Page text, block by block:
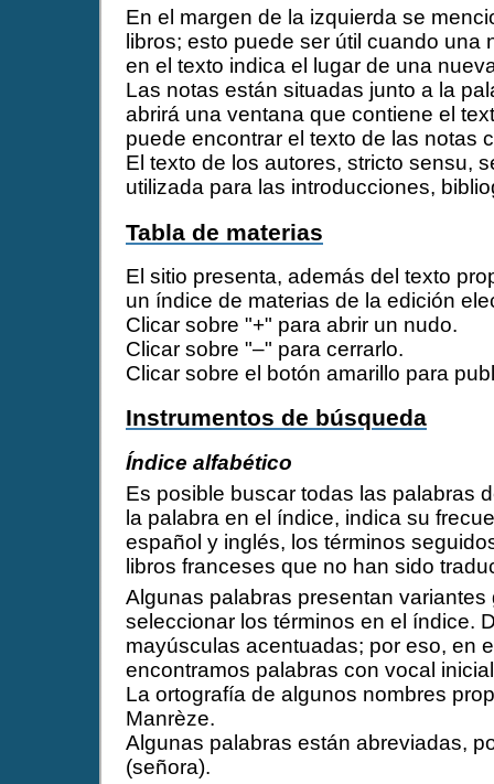
En el margen de la izquierda se
libros; esto puede ser útil cuando
en el texto indica el lugar de una
Las notas están situadas junto a la
abrirá una ventana que contiene el
puede encontrar el texto de las notas
El texto de los autores, stricto sensu,
utilizada para las introducciones,
Tabla de materias
El sitio presenta, además del texto
un índice de materias de la edición
Clicar sobre "+" para abrir un nudo.
Clicar sobre "–" para cerrarlo.
Clicar sobre el botón amarillo para
Instrumentos de búsqueda
Índice alfabético
Es posible buscar todas las palabras
la palabra en el índice, indica su
español y inglés, los términos
libros franceses que no han sido
Algunas palabras presentan
seleccionar los términos en el índice.
mayúsculas acentuadas; por eso, en
encontramos palabras con vocal
La ortografía de algunos nombres
Manrèze.
Algunas palabras están abreviadas,
(señora).